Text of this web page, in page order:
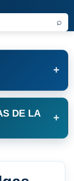
⌕
+
DE LA
+